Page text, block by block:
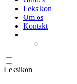
Leksikon
Om os
Kontakt
Leksikon